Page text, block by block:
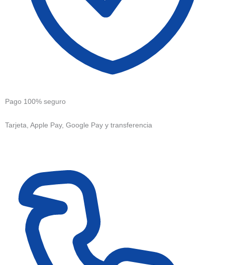
Pago 100% seguro
Tarjeta, Apple Pay, Google Pay y transferencia